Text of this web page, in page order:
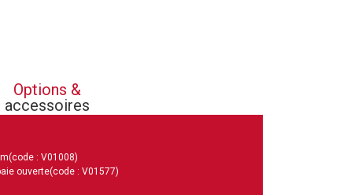
Options &
accessoires
(code : V01008)
ouverte(code : V01577)